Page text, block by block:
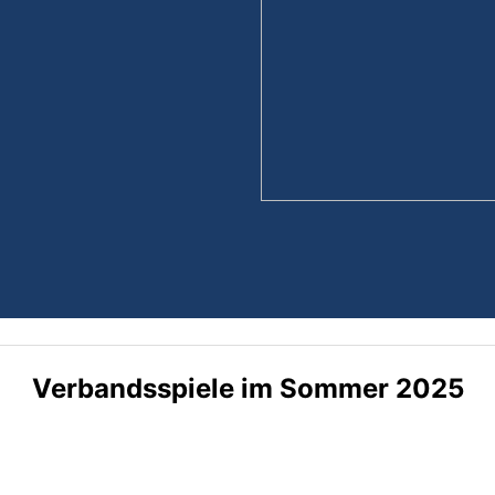
Verbandsspiele im Sommer 2025